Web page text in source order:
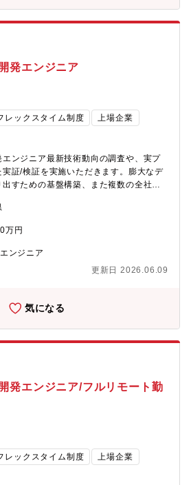
Lake、Hive、Dataverse■データ蓄積
ータ収集・加工：Kafka、Spark、各種
計算：Trino■AI・アプリ開発：Dify、
ツール■開発・実行環境：Linux、
可視化・分析：BIツール※職場の環境※
務に集中できる環境が整っており、チ
問題解決に取り組む姿勢が根付いていま
】全社オペレーションのAI・DX化を推進
企画部の業務の効率と確度を高めるこ
化に向け、AI・IT技術を中核に業務工
を牽引する。全社オペレーションのAI・
クトは、プロジェクトコンセプトである
を中核に全社のDX化を推進する。そのた
プト検証(PoC)を完遂し、早期での全社展
【募集背景】半導体メモリ事業の「企
客」を一気通貫でつなぐ、次世代デー
このプロジェクトは、OSSやクラウドな
す。さらに、このデータ基盤を起点に、
開発にも取り組み、業務の高度な自動
存在になることを目指しています。会社
の技術力を自ら高めながら、システム
。また、半導体という巨大市場に向けた
術が会社の成果や社会への貢献につな
るのも大きな魅力です。さらに、OSS
しながらプロジェクトを進めるため、
成にも大きく寄与するはずです。自ら手
り開きたい方には最適な環境です。
：横浜テクノロジーキャンパス（神奈
発エンジニア
レックスタイム制度
上場企業
ンジニア最新技術動向の調査や、実プ
証/検証を実施いただきます。膨大なデ
すための基盤構築、また複数の全社的
証、構築、保守【配属部署】マツダで
ネクティッドカーなどの技術進化によ
できるようになっており、そうしたデー
活用していくことがテーマとなっており
、新たな情報基盤を構築することから、
これまで気付かなかった因果関係を導き
決、業務改善に繋げることをミッション
のカンファレンス参加や勉強会の開
などを積極的に承認するオープンな環
の変化を捉え、トライ&エラーをしてい
ン特長】ユーザーに近い立ち位置の業
がいを感じることができるポジションで
常に生のデータを扱い、また実際にユー
ンも取りながら解析を行う為、自身の
万円
ンジニア
更新日 2026.06.09
気になる
発エンジニア/フルリモート勤
レックスタイム制度
上場企業